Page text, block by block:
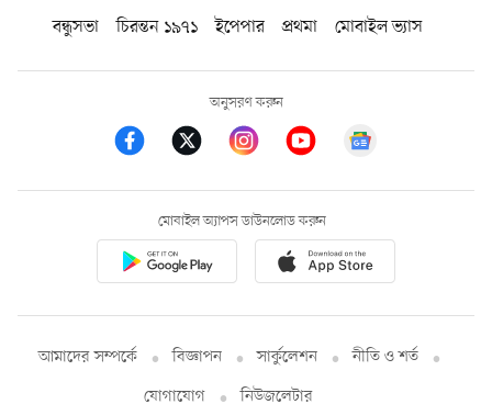
বন্ধুসভা
চিরন্তন ১৯৭১ ইপেপার প্রথমা মোবাইল ভ্যাস
অনুসরণ করুন
মোবাইল অ্যাপস ডাউনলোড করুন
আমাদের সম্পর্কে বিজ্ঞাপন সার্কুলেশন
নীতি ও শর্ত
যোগাযোগ
নিউজলেটার